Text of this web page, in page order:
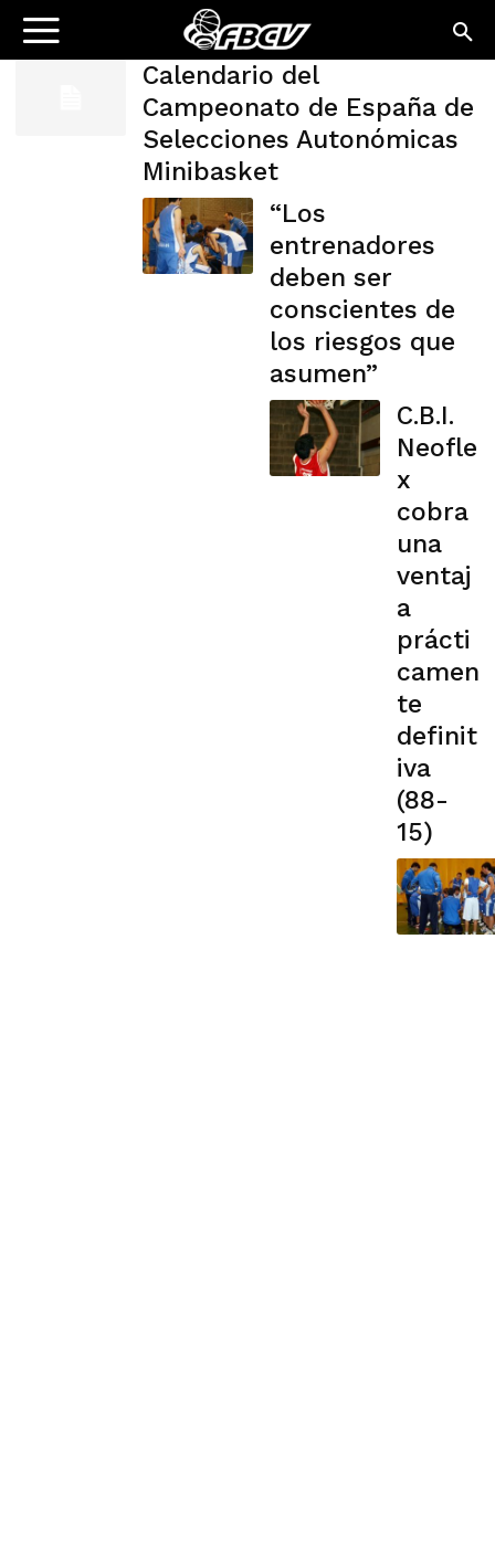
Calendario del
Campeonato de España de
Selecciones Autonómicas
Minibasket
“Los
entrenadores
deben ser
conscientes de
los riesgos que
asumen”
C.B.I.
Neofle
x
cobra
una
ventaj
a
prácti
camen
te
definit
iva
(88-
15)